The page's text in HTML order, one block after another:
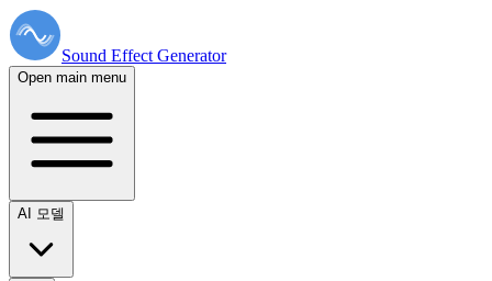
Sound Effect Generator
Open main menu
AI 모델